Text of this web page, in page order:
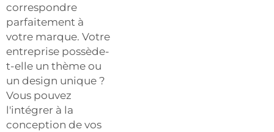
correspondre
parfaitement à
votre marque. Votre
entreprise possède-
t-elle un thème ou
un design unique ?
Vous pouvez
l'intégrer à la
conception de vos